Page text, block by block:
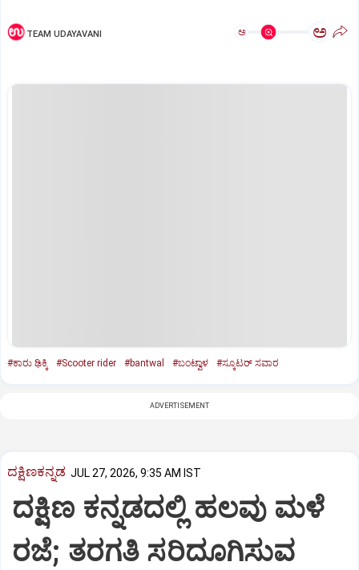
TEAM UDAYAVANI ಅ ಅ
#ಕಾರು ಢಿಕ್ಕಿ #Scooter rider #bantwal #ಬಂಟ್ವಾಳ #ಸ್ಕೂಟರ್‌ ಸವಾರ
ADVERTISEMENT
ದಕ್ಷಿಣಕನ್ನಡ JUL 27, 2026, 9:35 AM IST
ದಕ್ಷಿಣ ಕನ್ನಡದಲ್ಲಿ ಹಲವು ಮಳೆ
ರಜೆ; ತರಗತಿ ಸರಿದೂಗಿಸುವ